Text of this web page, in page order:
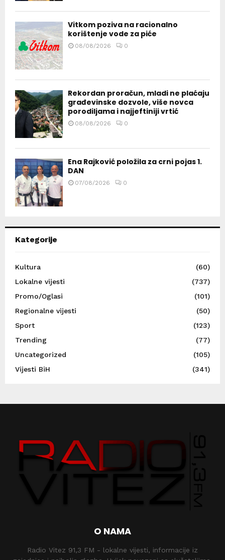
Vitkom poziva na racionalno
korištenje vode za piće
08/08/2026 0
Rekordan proračun, mladi ne plaćaju
građevinske dozvole, više novca
porodiljama i najjeftiniji vrtić
08/08/2026 0
Ena Rajković položila za crni pojas 1.
DAN
07/08/2026 0
Kategorije
Kultura
(60)
Lokalne vijesti
(737)
Promo/Oglasi
(101)
Regionalne vijesti
(50)
Sport
(123)
Trending
(77)
Uncategorized
(105)
Vijesti BiH
(341)
O NAMA
Radio Vitez 91,3 FM - lokalne vijesti, informacije iz